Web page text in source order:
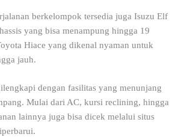
berkelompok tersedia juga Isuzu Elf
yang bisa menampung hingga 19
Hiace yang dikenal nyaman untuk
jauh.
dengan fasilitas yang menunjang
Mulai dari AC, kursi reclining, hingga
lainnya juga bisa dicek melalui situs